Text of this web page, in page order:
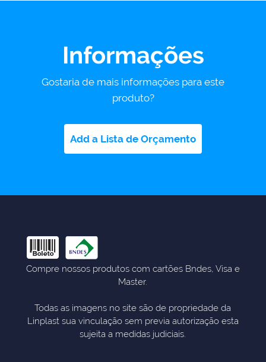
Informações
Gostaria de mais informações para este
produto?
Add a Lista de Orçamento
Compre nossos produtos com cartões Bndes, Visa e
Master.
Todas as imagens no site são de propriedade da
Linplast sua vinculação sem previa autorização esta
sujeita a medidas judiciais.